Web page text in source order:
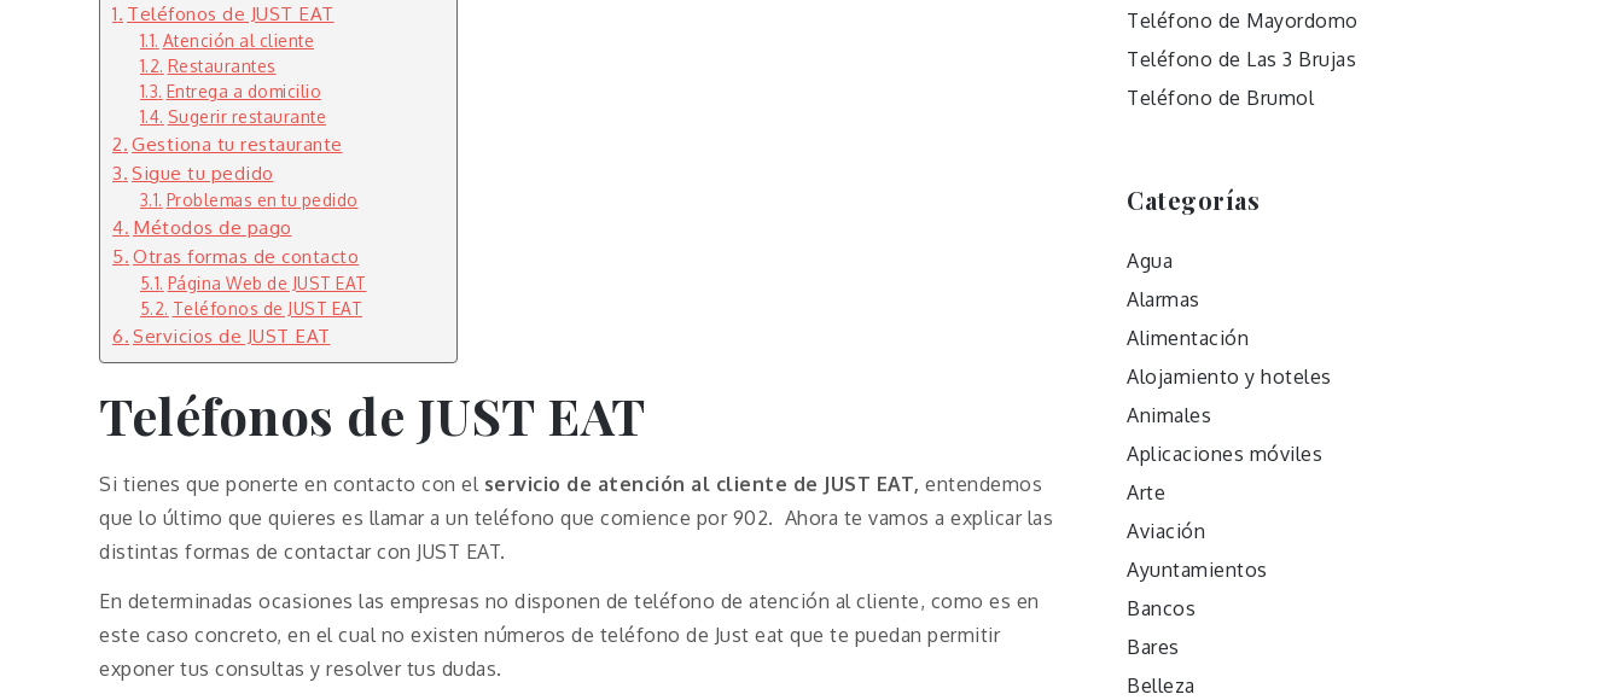
Teléfonos de JUST EAT
Atención al cliente
Restaurantes
Entrega a domicilio
Sugerir restaurante
Gestiona tu restaurante
Sigue tu pedido
Problemas en tu pedido
Métodos de pago
Otras formas de contacto
Página Web de JUST EAT
Teléfonos de JUST EAT
Servicios de JUST EAT
Teléfonos de JUST EAT
Si tienes que ponerte en contacto con el servicio de atención al cliente de JUST EAT, entendemos
que lo último que quieres es llamar a un teléfono que comience por 902. Ahora te vamos a explicar las
distintas formas de contactar con JUST EAT.
En determinadas ocasiones las empresas no disponen de teléfono de atención al cliente, como es en
este caso concreto, en el cual no existen números de teléfono de Just eat que te puedan permitir
exponer tus consultas y resolver tus dudas.
Teléfono de Mayordomo
Teléfono de Las 3 Brujas
Teléfono de Brumol
Categorías
Agua
Alarmas
Alimentación
Alojamiento y hoteles
Animales
Aplicaciones móviles
Arte
Aviación
Ayuntamientos
Bancos
Bares
Belleza